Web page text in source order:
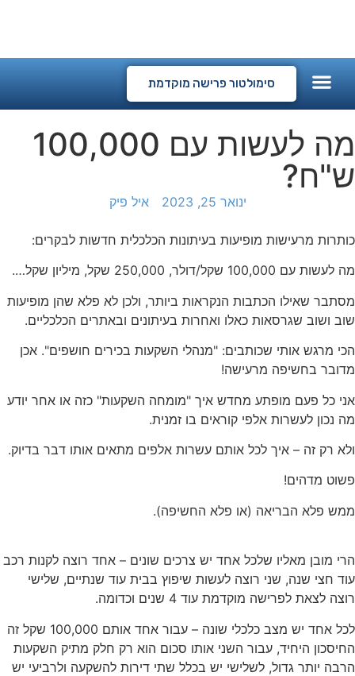
סימולטור פרישה מוקדמת
מה לעשות עם 100,000
ש"ח?
ינואר 25, 2023 איל פיק
כותרות מרעישות מופיעות בעיתונות הכלכלית חדשות לבקרים:
מה לעשות עם 100,000 שקל/דולר, 250,000 שקל, מיליון שקל….
מסתבר שאילו הכתבות הנקראות ביותר, ולכן לא פלא שהן מופיעות
שוב ושוב שגרסאות כאלו ואחרות בעיתונים ובאתרים הכלכליים.
הכי מרגש אותי שכותבים: "מנהלי השקעות בכירים חושפים". אכן
מדובר בחשיפה מרעישה!
אני כל פעם מופתע מחדש איך "מומחה השקעות" כזה או אחר יודע
מה נכון לעשרות אלפי קוראים בו זמנית.
ולא רק זה – איך לכל אותם עשרות אלפים מתאים אותו דבר בדיוק.
פשוט מדהים!
ממש פלא הבריאה (או פלא החשיפה).
הרי מובן מאליו שלכל אחד יש צרכים שונים – אחד רוצה לקנות רכב
עוד חצי שנה, שני רוצה לעשות שיפוץ בבית עוד שנתיים, שלישי
רוצה לצאת לפרישה מוקדמת עוד 4 שנים וכדומה.
לכל אחד יש מצב כלכלי שונה – עבור אחד אותם 100,000 שקל זה
החיסכון היחיד, עבור השני אותו סכום הוא רק חלק מתיק השקעות
הרבה יותר גדול, לשלישי יש בכלל שתי דירות להשקעה ולרביעי יש